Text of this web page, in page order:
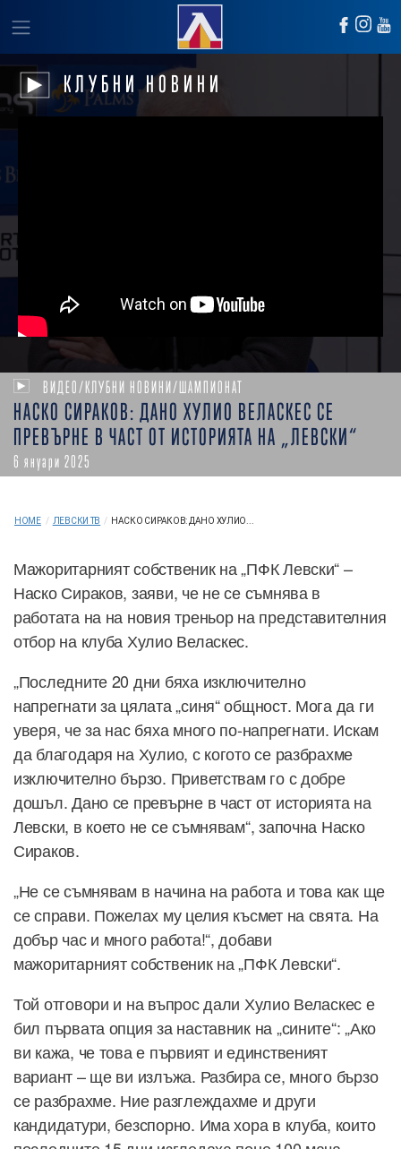
КЛУБНИ НОВИНИ
ВИДЕО/КЛУБНИ НОВИНИ/ШАМПИОНАТ
НАСКО СИРАКОВ: ДАНО ХУЛИО ВЕЛАСКЕС СЕ
ПРЕВЪРНЕ В ЧАСТ ОТ ИСТОРИЯТА НА „ЛЕВСКИ“
6 януари 2025
HOME / ЛЕВСКИ ТВ / НАСКО СИРАКОВ: ДАНО ХУЛИО...
Мажоритарният собственик на „ПФК Левски“ –
Наско Сираков, заяви, че не се съмнява в
работата на на новия треньор на представителния
отбор на клуба Хулио Веласкес.
„Последните 20 дни бяха изключително
напрегнати за цялата „синя“ общност. Мога да ги
уверя, че за нас бяха много по-напрегнати. Искам
да благодаря на Хулио, с когото се разбрахме
изключително бързо. Приветствам го с добре
дошъл. Дано се превърне в част от историята на
Левски, в което не се съмнявам“, започна Наско
Сираков.
„Не се съмнявам в начина на работа и това как ще
се справи. Пожелах му целия късмет на свята. На
добър час и много работа!“, добави
мажоритарният собственик на „ПФК Левски“.
Той отговори и на въпрос дали Хулио Веласкес е
бил първата опция за наставник на „сините“: „Ако
ви кажа, че това е първият и единственият
вариант – ще ви излъжа. Разбира се, много бързо
се разбрахме. Ние разглеждахме и други
кандидатури, безспорно. Има хора в клуба, които